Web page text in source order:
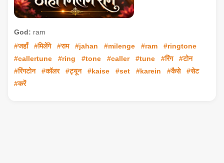
God: ram
#जहाँ
#मिलेंगे #राम #jahan #milenge #ram
#ringtone
#callertune
#ring #tone #caller #tune #रिंग
#टोन
#रिंगटोन
#कॉलर #ट्यून #kaise #set #karein #कैसे
#सेट
#करें